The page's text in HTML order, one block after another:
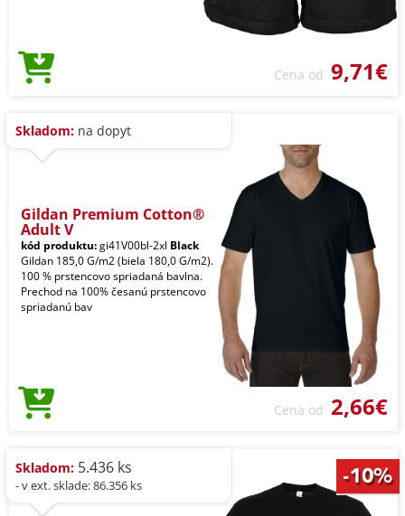
Cena od 9,71€
Skladom: na dopyt
Gildan Premium Cotton®
Adult V
kód produktu:gi41V00bl-2xl Black
Gildan 185,0 G/m2 (biela 180,0 G/m2).
100 % prstencovo spriadaná bavlna.
Prechod na 100% česanú prstencovo
spriadanú bav
Cena od 2,66€
Skladom: 5.436 ks
- v ext. sklade: 86.356 ks